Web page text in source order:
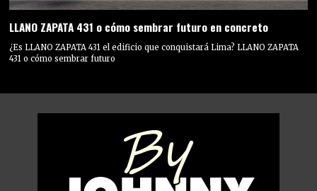
LLANO ZAPATA 431 o cómo sembrar futuro en concreto
¿Es LLANO ZAPATA 431 el edificio que conquistará Lima? LLANO ZAPATA
431 o cómo sembrar futuro